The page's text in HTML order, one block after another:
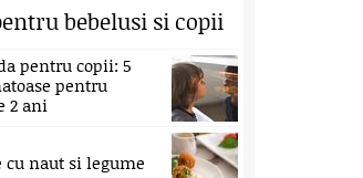
bebelusi si copii
pentru copii: 5
pentru
2 ani
naut si legume